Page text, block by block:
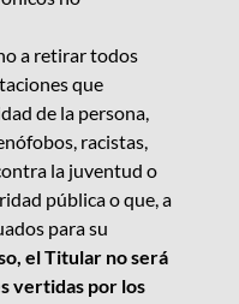
a retirar todos
que
de la persona,
racistas,
la juventud o
pública o que, a
para su
el Titular no será
vertidas por los